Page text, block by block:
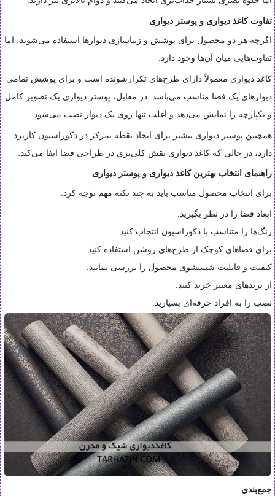
تفاوت کاغذ دیواری و پوستر دیواری
اگرچه هر دو محصول برای پوشش و زیباسازی دیوارها استفاده می‌شوند، اما
تفاوت‌هایی میان آن‌ها وجود دارد.
کاغذ دیواری معمولاً دارای طرح‌های تکرارشونده است و برای پوشش تمامی
دیوارهای یک فضا مناسب می‌باشد. در مقابل، پوستر دیواری یک تصویر کامل
و یکپارچه را نمایش می‌دهد و اغلب تنها روی یک دیوار نصب می‌شود.
همچنین پوستر دیواری بیشتر برای ایجاد نقطه تمرکز در دکوراسیون کاربرد
دارد، در حالی که کاغذ دیواری نقش کلی‌تری در طراحی فضا ایفا می‌کند.
راهنمای انتخاب بهترین کاغذ دیواری و پوستر دیواری
برای انتخاب محصول مناسب باید به چند نکته مهم توجه کرد:
ابعاد فضا را در نظر بگیرید.
رنگ‌ها را متناسب با دکوراسیون انتخاب کنید.
برای فضاهای کوچک از طرح‌های روشن استفاده کنید.
کیفیت و قابلیت شستشوی محصول را بررسی نمایید.
از برندهای معتبر خرید کنید.
نصب را به افراد حرفه‌ای بسپارید.
جمع‌بندی